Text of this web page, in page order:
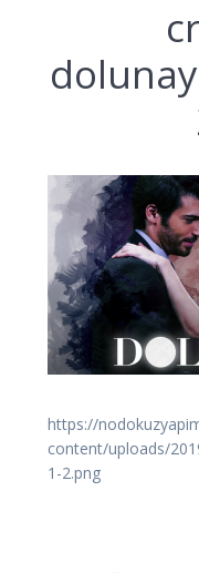
https://
content/uploads/
1-2.png